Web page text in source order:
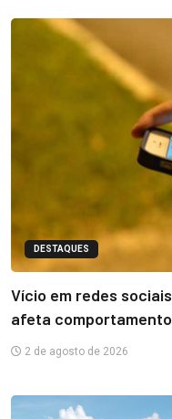
DESTAQUES
Vício em redes
afeta comportamento
2 de agosto de 2026